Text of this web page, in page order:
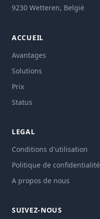
9230 Wetteren, België
ACCUEIL
Avantages
Solutions
Prix
Status
LEGAL
Conditions d'utilisation
Politique de confidentialité
A propos de nous
SUIVEZ-NOUS